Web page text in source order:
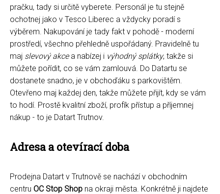
pračku, tady si určitě vyberete. Personál je tu stejně
ochotnej jako v Tesco Liberec a vždycky poradí s
výběrem. Nakupování je tady fakt v pohodě - moderní
prostředí, všechno přehledně uspořádaný. Pravidelně tu
maj slevový akcea nabízej i výhodný splátky, takže si
můžete pořídit, co se vám zamlouvá. Do Datartu se
dostanete snadno, je v obchoďáku s parkovištěm.
Otevřeno maj každej den, takže můžete přijít, kdy se vám
to hodí. Prostě kvalitní zboží, profík přístup a příjemnej
nákup - to je Datart Trutnov.
Adresa a otevírací doba
Prodejna Datart v Trutnově se nachází v obchodním
centru OC Stop Shop na okraji města. Konkrétně ji najdete